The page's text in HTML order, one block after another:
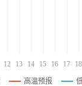
12 13 14 15 16 17 18
高温预报